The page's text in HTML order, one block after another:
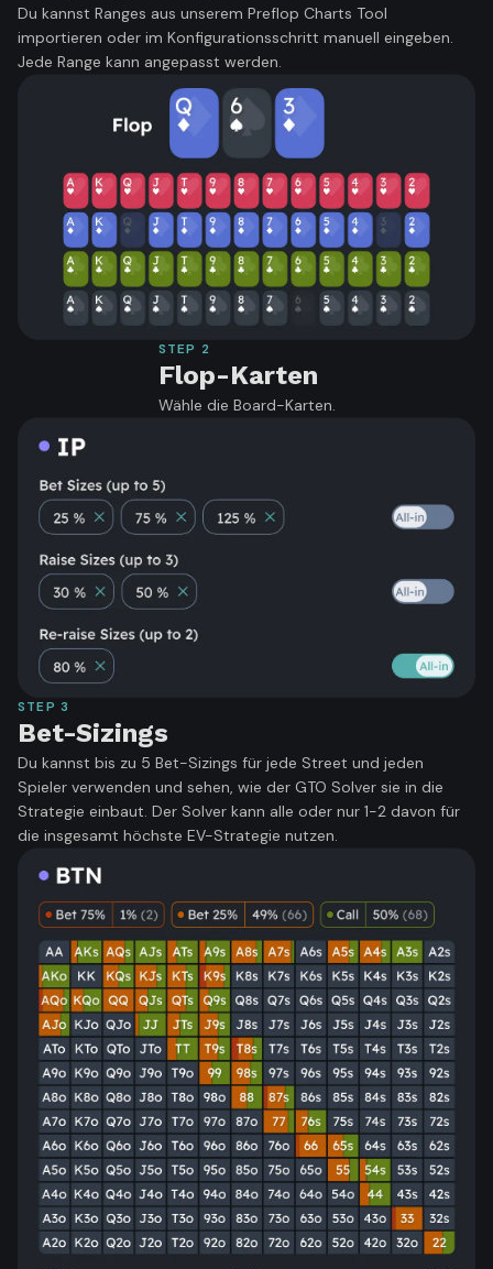
Du kannst Ranges aus unserem Preflop Charts Tool
importieren oder im Konfigurationsschritt manuell eingeben.
Jede Range kann angepasst werden.
STEP 2
Flop-Karten
Wähle die Board-Karten.
STEP 3
Bet-Sizings
Du kannst bis zu 5 Bet-Sizings für jede Street und jeden
Spieler verwenden und sehen, wie der GTO Solver sie in die
Strategie einbaut. Der Solver kann alle oder nur 1-2 davon für
die insgesamt höchste EV-Strategie nutzen.